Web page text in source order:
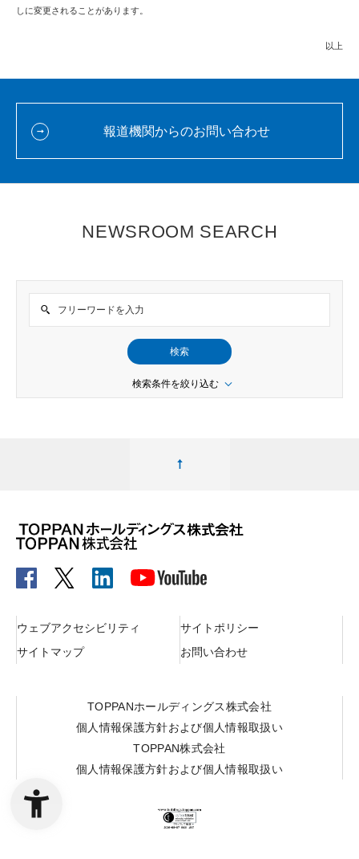
しに変更されることがあります。
以上
報道機関からのお問い合わせ
NEWSROOM SEARCH
検索
検索条件を絞り込む
ウェブアクセシビリティ
サイトポリシー
サイトマップ
お問い合わせ
TOPPANホールディングス株式会社
個人情報保護方針および個人情報取扱い
TOPPAN株式会社
個人情報保護方針および個人情報取扱い